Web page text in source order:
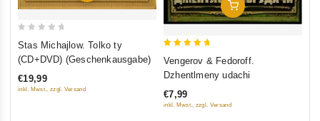
5
Stas Michajlow. Tolko ty
(CD+DVD) (Geschenkausgabe)
€19,99
inkl. Mwst., zzgl. Versand
In Den Warenkorb
out of 5
Vengerov & Fedoroff.
Dzhentlmeny udachi
€7,99
inkl. Mwst., zzgl. Versand